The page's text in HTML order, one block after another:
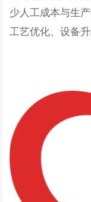
少人工成本与生
工艺优化、设备